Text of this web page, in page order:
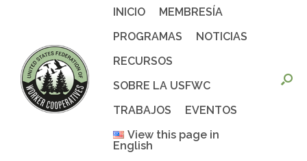
INICIO
MEMBRESÍA
PROGRAMAS
NOTICIAS
RECURSOS
SOBRE LA USFWC
TRABAJOS
EVENTOS
View this page in
English